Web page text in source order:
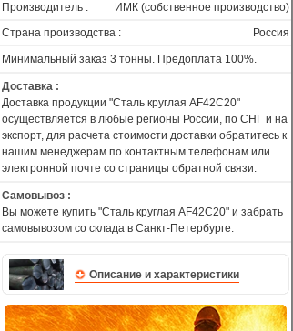
Производитель :
ИМК (собственное производство)
Страна производства :
Россия
Минимальный заказ 3 тонны. Предоплата 100%.
Доставка :
Доставка продукции "Сталь круглая AF42C20"
осуществляется в любые регионы России, по СНГ и на
экспорт, для расчета стоимости доставки обратитесь к
нашим менеджерам по контактным телефонам или
электронной почте со страницы обратной связи.
Самовывоз :
Вы можете купить "Сталь круглая AF42C20" и забрать
самовывозом со склада в Санкт-Петербурге.
Описание и характеристики